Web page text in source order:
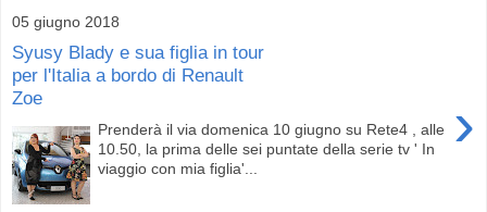
05 giugno 2018
Syusy Blady e sua figlia in tour
per l'Italia a bordo di Renault
Zoe
›
Prenderà il via domenica 10 giugno su Rete4 , alle
10.50, la prima delle sei puntate della serie tv ' In
viaggio con mia figlia'...